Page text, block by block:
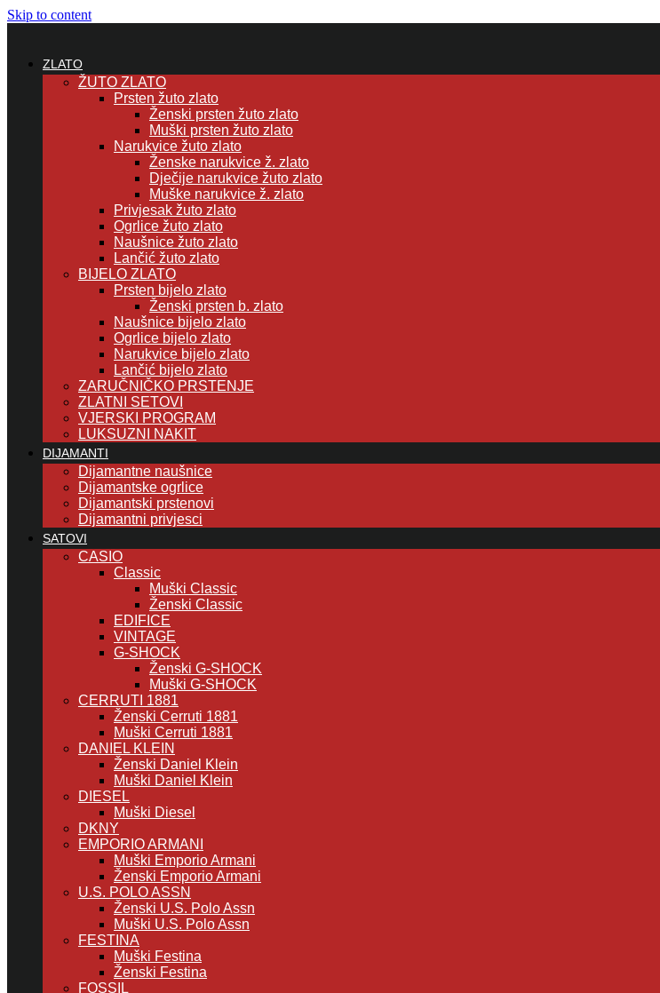
Skip to content
ZLATO
ŽUTO ZLATO
Prsten žuto zlato
Ženski prsten žuto zlato
Muški prsten žuto zlato
Narukvice žuto zlato
Ženske narukvice ž. zlato
Dječije narukvice žuto zlato
Muške narukvice ž. zlato
Privjesak žuto zlato
Ogrlice žuto zlato
Naušnice žuto zlato
Lančić žuto zlato
BIJELO ZLATO
Prsten bijelo zlato
Ženski prsten b. zlato
Naušnice bijelo zlato
Ogrlice bijelo zlato
Narukvice bijelo zlato
Lančić bijelo zlato
ZARUČNIČKO PRSTENJE
ZLATNI SETOVI
VJERSKI PROGRAM
LUKSUZNI NAKIT
DIJAMANTI
Dijamantne naušnice
Dijamantske ogrlice
Dijamantski prstenovi
Dijamantni privjesci
SATOVI
CASIO
Classic
Muški Classic
Ženski Classic
EDIFICE
VINTAGE
G-SHOCK
Ženski G-SHOCK
Muški G-SHOCK
CERRUTI 1881
Ženski Cerruti 1881
Muški Cerruti 1881
DANIEL KLEIN
Ženski Daniel Klein
Muški Daniel Klein
DIESEL
Muški Diesel
DKNY
EMPORIO ARMANI
Muški Emporio Armani
Ženski Emporio Armani
U.S. POLO ASSN
Ženski U.S. Polo Assn
Muški U.S. Polo Assn
FESTINA
Muški Festina
Ženski Festina
FOSSIL